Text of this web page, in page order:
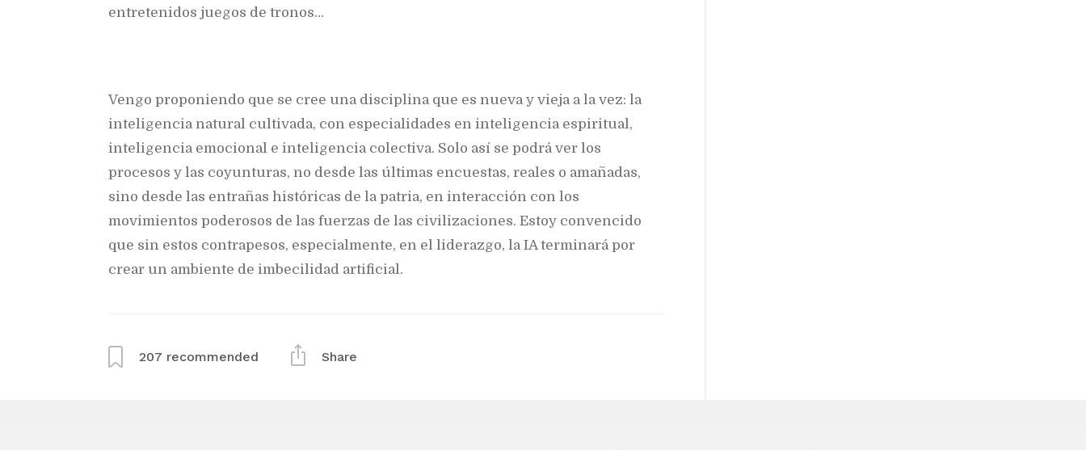
entretenidos juegos de tronos…
Vengo proponiendo que se cree una disciplina que es nueva y vieja a la vez: la
inteligencia natural cultivada, con especialidades en inteligencia espiritual,
inteligencia emocional e inteligencia colectiva. Solo así se podrá ver los
procesos y las coyunturas, no desde las últimas encuestas, reales o amañadas,
sino desde las entrañas históricas de la patria, en interacción con los
movimientos poderosos de las fuerzas de las civilizaciones. Estoy convencido
que sin estos contrapesos, especialmente, en el liderazgo, la IA terminará por
crear un ambiente de imbecilidad artificial.
207 recommended Share